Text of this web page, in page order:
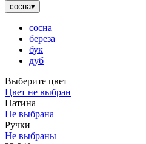
сосна▾
сосна
береза
бук
дуб
Выберите цвет
Цвет не выбран
Патина
Не выбрана
Ручки
Не выбраны